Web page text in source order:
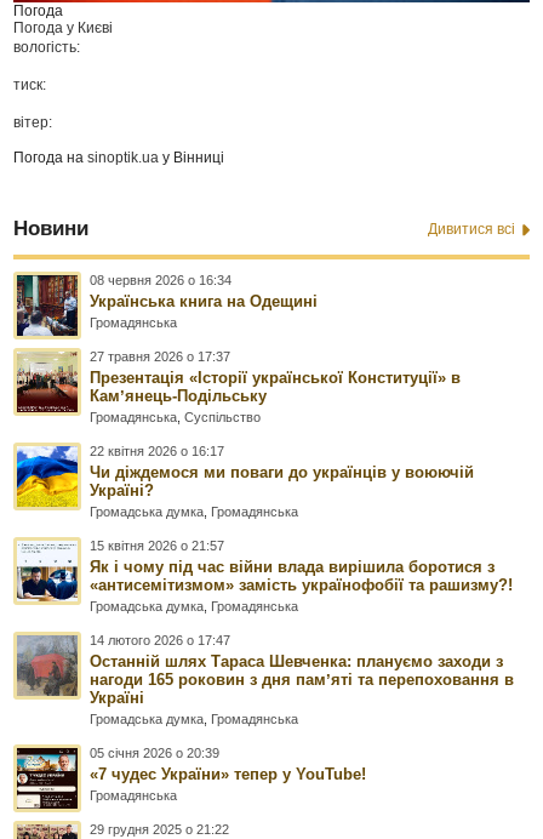
Погода
Погода у Києві
вологість:
тиск:
вітер:
Погода наsinoptik.ua у Вінниці
Новини Дивитися всі
08 червня 2026 о 16:34
Українська книга на Одещині
Громадянська
27 травня 2026 о 17:37
Презентація «Історії української Конституції» в
Камʼянець-Подільську
Громадянська ,Суспільство
22 квітня 2026 о 16:17
Чи діждемося ми поваги до українців у воюючій
Україні?
Громадська думка Громадянська
15 квітня 2026 о 21:57
Як і чому під час війни влада вирішила боротися з
«антисемітизмом» замість українофобії та рашизму?!
Громадська думка Громадянська
14 лютого 2026 о 17:47
Останній шлях Тараса Шевченка: плануємо заходи з
нагоди 165 роковин з дня памʼяті та перепоховання в
Україні
Громадська думка Громадянська
05 січня 2026 о 20:39
«7 чудес України» тепер у YouTube!
Громадянська
29 грудня 2025 о 21:22